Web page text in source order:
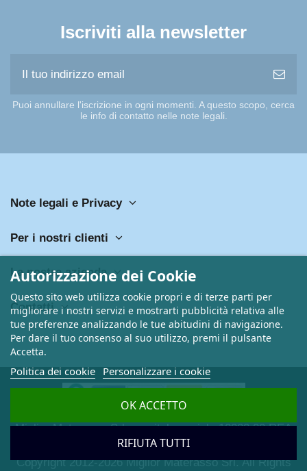
Iscriviti alla newsletter
Puoi annullare l'iscrizione in ogni momenti. A questo scopo, cerca
le info di contatto nelle note legali.
Note legali e Privacy
Per i nostri clienti
La nostra azienda
Contatti
Autorizzazione dei Cookie
Questo sito web utilizza cookie propri e di terze parti per
migliorare i nostri servizi e mostrarti pubblicità relativa alle
tue preferenze analizzando le tue abitudini di navigazione.
Per dare il tuo consenso al suo utilizzo, premi il pulsante
Accetta.
Politica dei cookie Personalizzare i cookie
RIFIUTA TUTTI
OK ACCETTO
Miglior Materasso Srl - capitale sociale 10000,00 REA
RM-1449594 P.IVA 13469291002
Copyright 2012-2026 Miglior Materasso Srl. All Rights